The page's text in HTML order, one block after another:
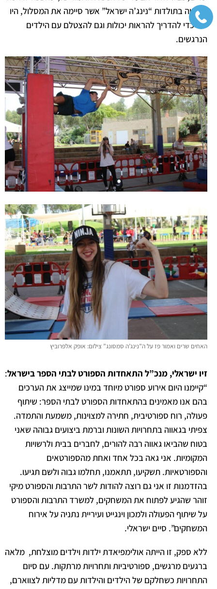
השנייה בתולדות “נינג’ה ישראל” אשר סיימה את המסלול, היו
שם כדי להדריך להראות יכולות וגם להצטלם עם הילדים
הנרגשים.
האחים שרים ואמור פז על ה”נינג’ה סמסונג” צילום: אופק אלפרוביץ
זיו ישראלי, מנכ”ל התאחדות הספורט לבתי הספר בישראל:
“קיימנו היום אירוע ספורט מיוחד במינו שמייצג את הערכים
בהם אנו מאמינים בהתאחדות הספורט לבתי הספר: שיתוף
פעולה, רוח ספורטיבית, חתירה למצוינות, משמעת והתמדה.
צפיתי בגאווה בתחרויות השונות וברמת ביצועים גבוהה שאני
בטוח שהביאו גאווה רבה להורים, לחברים בבית ולרשויות
המקומיות. אני גאה בכל אחד ואחת מהספורטאים
והספורטאיות. תשקיעו, תתאמנו, תחלמו גבוה ולשם תגיעו.
בהזדמנות זו אני גם רוצה להודות לשר התרבות והספורט מיקי
זוהר שהגיע לפתוח את המשחקים, למשרד התרבות והספורט
על שיתוף הפעולה ולמכון וינגייט ועיריית נתניה על אירוח
המשחקים”. סיים ישראלי.
ללא ספק, זו הייתה אולימפיאדת ילדות וילדים מוצלחת, מלאה
ברגעים מרגשים, ספורטיביות ותחרויות מרתקות. עם סיום
התחרויות כשחלקם של הילדים והילדות עם מדליות לצווארם,